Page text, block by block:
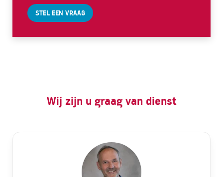
STEL EEN VRAAG
Wij zijn u graag van dienst